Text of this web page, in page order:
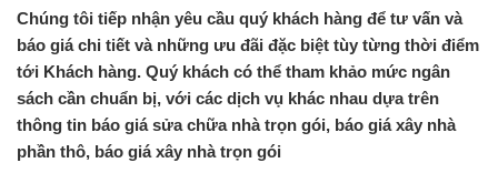
Chúng tôi tiếp nhận yêu cầu quý khách hàng để tư vấn và
báo giá chi tiết và những ưu đãi đặc biệt tùy từng thời điểm
tới Khách hàng. Quý khách có thể tham khảo mức ngân
sách cần chuẩn bị, với các dịch vụ khác nhau dựa trên
thông tin báo giá sửa chữa nhà trọn gói, báo giá xây nhà
phần thô, báo giá xây nhà trọn gói